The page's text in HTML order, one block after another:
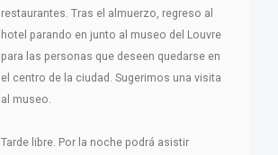
restaurantes. Tras el almuerzo, regreso al
hotel parando en junto al museo del Louvre
para las personas que deseen quedarse en
el centro de la ciudad. Sugerimos una visita
al museo.
Tarde libre. Por la noche podrá asistir